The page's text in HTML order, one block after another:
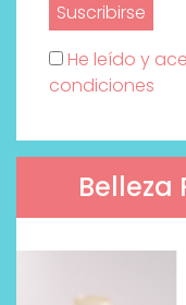
He leído y
condiciones
Belleza